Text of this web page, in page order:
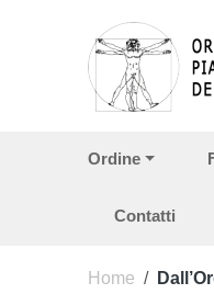
Vai al menu di
Vai al footer
Ordine
Contatti
Home /